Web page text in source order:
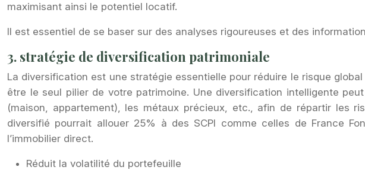
maximisant ainsi le potentiel locatif.
Il est essentiel de se baser sur des analyses rigoureuses et des
3. stratégie de diversification patrimoniale
La diversification est une stratégie essentielle pour réduire le risque
être le seul pilier de votre patrimoine. Une diversification intelligente
(maison, appartement), les métaux précieux, etc., afin de répartir les
diversifié pourrait allouer 25% à des SCPI comme celles de France
l’immobilier direct.
Réduit la volatilité du portefeuille